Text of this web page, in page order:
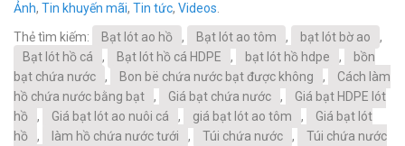
Ảnh, Tin khuyến mãi, Tin tức, Videos
Thẻ tìm kiếm:
Bạt lót ao hồ , Bạt lót ao tôm , bạt lót bờ ao
,
Bạt lót hồ cá
, Bạt lót hồ cá HDPE , bạt lót hồ hdpe ,
bồn
bạt chứa nước
, Bon bë chứa nước bạt được không ,
Cách làm
hồ chứa nước bằng bạt
, Giá bạt chứa nước ,
Giá bạt HDPE lót
hồ
, Giá bạt lót ao nuôi cá , giá bạt lót ao tôm ,
Giá bạt lót
hồ
, làm hồ chứa nước tưới , Túi chứa nước ,
Túi chứa nước